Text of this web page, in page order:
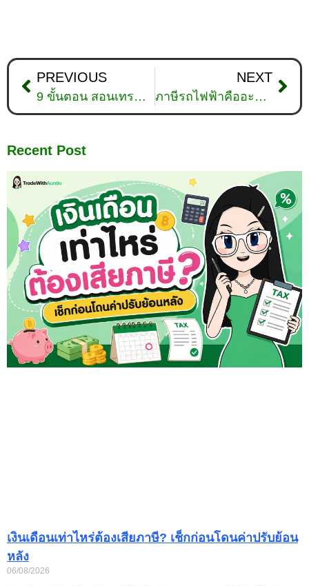
PREVIOUS
9 ขั้นตอน สอนเทรด Forex มือใหม่ให้เป็นมือทอง ต้องรู้อะไร?
NEXT
ภาษีรถไฟฟ้าคืออะไร? พร้อมเปรียบเทียบความต่างกับภาษีรถน้ำมัน!
Recent Post
เงินเดือนเท่าไหร่ต้องเสียภาษี? เช็กก่อนโดนค่าปรับย้อน
หลัง
06/08/2026